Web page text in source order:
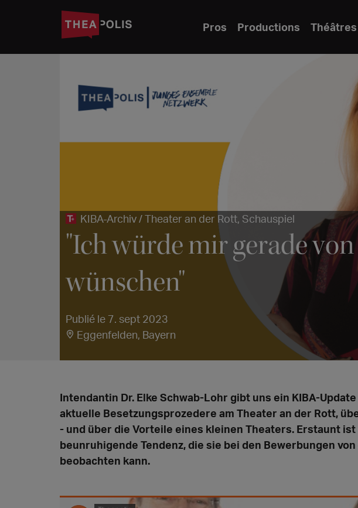
Pros Productions Théâtres
KIBA-Archiv / Theater an der Rott, Schauspiel
"Ich würde mir gerade
wünschen"
Publié le 7. sept 2023
Eggenfelden, Bayern
Intendantin Dr. Elke Schwab-Lohr gibt uns ein KIBA-
aktuelle Besetzungsprozedere am Theater an der Rott,
- und über die Vorteile eines kleinen Theaters. Erstaunt
beunruhigende Tendenz, die sie bei den Bewerbungen
beobachten kann.